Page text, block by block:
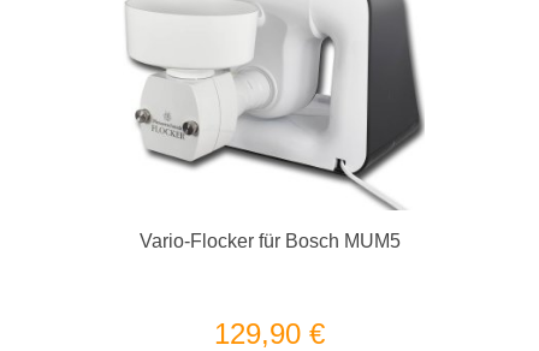
Vario-Flocker für Bosch MUM5
129,90 €